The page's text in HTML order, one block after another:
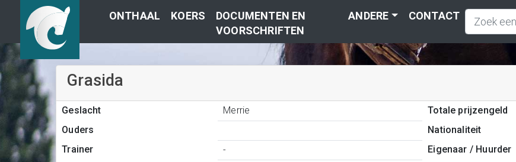
ONTHAAL KOERS
DOCUMENTEN EN
VOORSCHRIFTEN
ANDERE CONTACT
Grasida
Geslacht Merrie Totale prijzengeld
Ouders
Nationaliteit
Trainer
- Eigenaar / Huurder